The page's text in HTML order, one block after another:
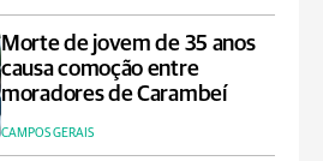
Morte de jovem de 35 anos
causa comoção entre
moradores de Carambeí
CAMPOS GERAIS